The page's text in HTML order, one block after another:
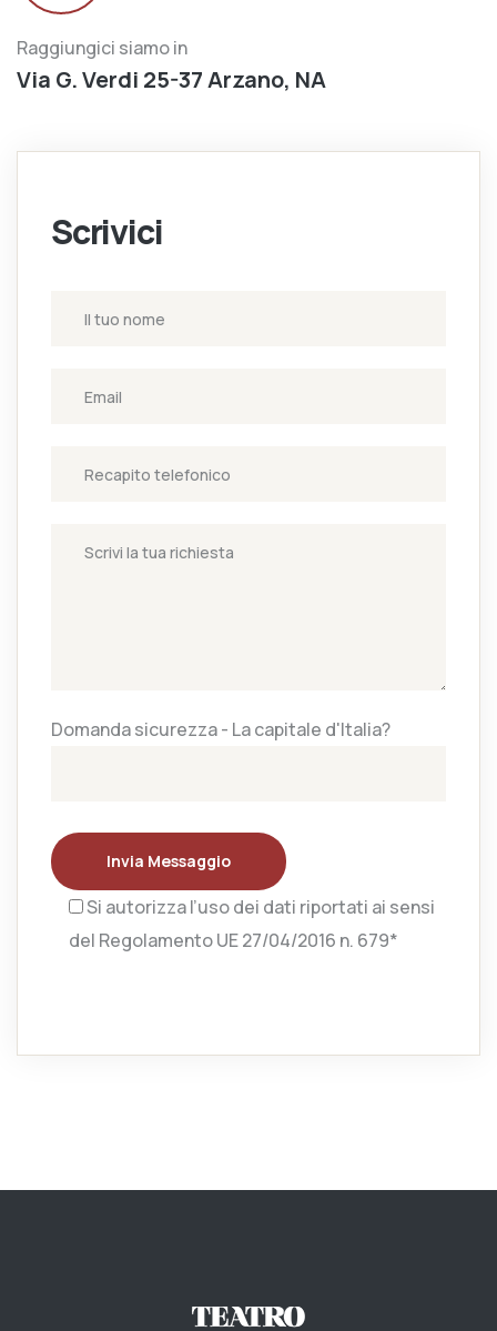
Raggiungici siamo in
Via G. Verdi 25-37 Arzano, NA
Scrivici
Domanda sicurezza - La capitale d'Italia?
Invia Messaggio
Si autorizza l’uso dei dati riportati ai sensi
del Regolamento UE 27/04/2016 n. 679*